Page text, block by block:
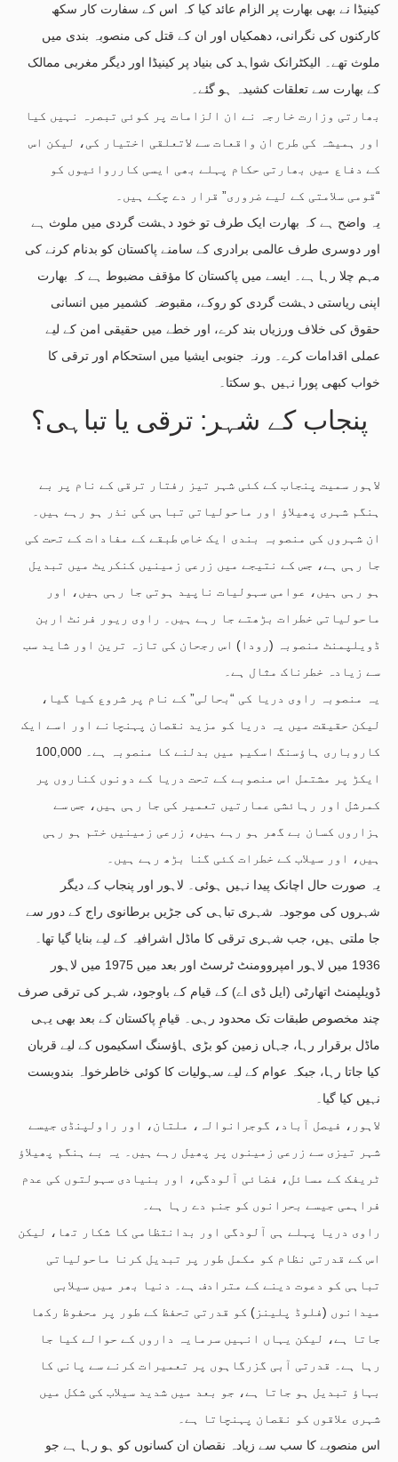
کینیڈا نے بھی بھارت پر الزام عائد کیا کہ اس کے سفارت کار سکھ
کارکنوں کی نگرانی، دھمکیاں اور ان کے قتل کی منصوبہ بندی میں
ملوث تھے۔ الیکٹرانک شواہد کی بنیاد پر کینیڈا اور دیگر مغربی ممالک
کے بھارت سے تعلقات کشیدہ ہو گئے۔
بھارتی وزارت خارجہ نے ان الزامات پر کوئی تبصرہ نہیں کیا
اور ہمیشہ کی طرح ان واقعات سے لاتعلقی اختیار کی، لیکن اس
کے دفاع میں بھارتی حکام پہلے بھی ایسی کارروائیوں کو
“قومی سلامتی کے لیے ضروری” قرار دے چکے ہیں۔
یہ واضح ہے کہ بھارت ایک طرف تو خود دہشت گردی میں ملوث ہے
اور دوسری طرف عالمی برادری کے سامنے پاکستان کو بدنام کرنے کی
مہم چلا رہا ہے۔ ایسے میں پاکستان کا مؤقف مضبوط ہے کہ بھارت
اپنی ریاستی دہشت گردی کو روکے، مقبوضہ کشمیر میں انسانی
حقوق کی خلاف ورزیاں بند کرے، اور خطے میں حقیقی امن کے لیے
عملی اقدامات کرے۔ ورنہ جنوبی ایشیا میں استحکام اور ترقی کا
خواب کبھی پورا نہیں ہو سکتا۔
پنجاب کے شہر: ترقی یا تباہی؟
لاہور سمیت پنجاب کے کئی شہر تیز رفتار ترقی کے نام پر بے
ہنگم شہری پھیلاؤ اور ماحولیاتی تباہی کی نذر ہو رہے ہیں۔
ان شہروں کی منصوبہ بندی ایک خاص طبقے کے مفادات کے تحت کی
جا رہی ہے، جس کے نتیجے میں زرعی زمینیں کنکریٹ میں تبدیل
ہو رہی ہیں، عوامی سہولیات ناپید ہوتی جا رہی ہیں، اور
ماحولیاتی خطرات بڑھتے جا رہے ہیں۔ راوی ریور فرنٹ اربن
ڈویلپمنٹ منصوبہ (رودا) اس رجحان کی تازہ ترین اور شاید سب
سے زیادہ خطرناک مثال ہے۔
یہ منصوبہ راوی دریا کی “بحالی” کے نام پر شروع کیا گیا،
لیکن حقیقت میں یہ دریا کو مزید نقصان پہنچانے اور اسے ایک
کاروباری ہاؤسنگ اسکیم میں بدلنے کا منصوبہ ہے۔ 100,000
ایکڑ پر مشتمل اس منصوبے کے تحت دریا کے دونوں کناروں پر
کمرشل اور رہائشی عمارتیں تعمیر کی جا رہی ہیں، جس سے
ہزاروں کسان بے گھر ہو رہے ہیں، زرعی زمینیں ختم ہو رہی
ہیں، اور سیلاب کے خطرات کئی گنا بڑھ رہے ہیں۔
یہ صورت حال اچانک پیدا نہیں ہوئی۔ لاہور اور پنجاب کے دیگر
شہروں کی موجودہ شہری تباہی کی جڑیں برطانوی راج کے دور سے
جا ملتی ہیں، جب شہری ترقی کا ماڈل اشرافیہ کے لیے بنایا گیا تھا۔
1936 میں لاہور امپروومنٹ ٹرسٹ اور بعد میں 1975 میں لاہور
ڈویلپمنٹ اتھارٹی (ایل ڈی اے) کے قیام کے باوجود، شہر کی ترقی صرف
چند مخصوص طبقات تک محدود رہی۔ قیامِ پاکستان کے بعد بھی یہی
ماڈل برقرار رہا، جہاں زمین کو بڑی ہاؤسنگ اسکیموں کے لیے قربان
کیا جاتا رہا، جبکہ عوام کے لیے سہولیات کا کوئی خاطرخواہ بندوبست
نہیں کیا گیا۔
لاہور، فیصل آباد، گوجرانوالہ، ملتان، اور راولپنڈی جیسے
شہر تیزی سے زرعی زمینوں پر پھیل رہے ہیں۔ یہ بے ہنگم پھیلاؤ
ٹریفک کے مسائل، فضائی آلودگی، اور بنیادی سہولتوں کی عدم
فراہمی جیسے بحرانوں کو جنم دے رہا ہے۔
راوی دریا پہلے ہی آلودگی اور بدانتظامی کا شکار تھا، لیکن
اس کے قدرتی نظام کو مکمل طور پر تبدیل کرنا ماحولیاتی
تباہی کو دعوت دینے کے مترادف ہے۔ دنیا بھر میں سیلابی
میدانوں (فلوڈ پلینز) کو قدرتی تحفظ کے طور پر محفوظ رکھا
جاتا ہے، لیکن یہاں انہیں سرمایہ داروں کے حوالے کیا جا
رہا ہے۔ قدرتی آبی گزرگاہوں پر تعمیرات کرنے سے پانی کا
بہاؤ تبدیل ہو جاتا ہے، جو بعد میں شدید سیلاب کی شکل میں
شہری علاقوں کو نقصان پہنچاتا ہے۔
اس منصوبے کا سب سے زیادہ نقصان ان کسانوں کو ہو رہا ہے جو